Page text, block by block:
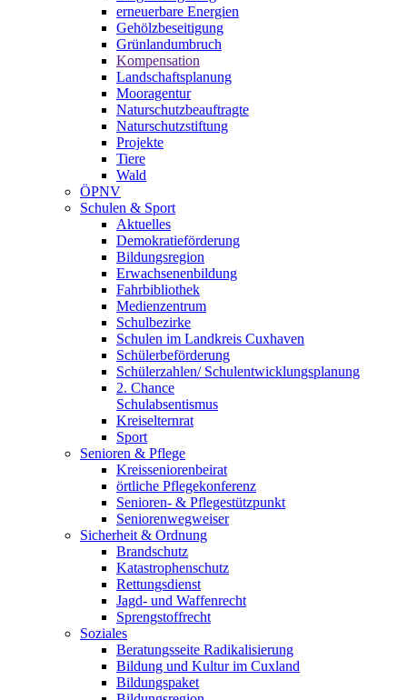
erneuerbare Energien
Gehölzbeseitigung
Grünlandumbruch
Kompensation
Landschaftsplanung
Mooragentur
Naturschutzbeauftragte
Naturschutzstiftung
Projekte
Tiere
Wald
ÖPNV
Schulen & Sport
Aktuelles
Demokratieförderung
Bildungsregion
Erwachsenenbildung
Fahrbibliothek
Medienzentrum
Schulbezirke
Schulen im Landkreis Cuxhaven
Schülerbeförderung
Schülerzahlen/ Schulentwicklungsplanung
2. Chance
Schulabsentismus
Kreiselternrat
Sport
Senioren & Pflege
Kreisseniorenbeirat
örtliche Pflegekonferenz
Senioren- & Pflegestützpunkt
Seniorenwegweiser
Sicherheit & Ordnung
Brandschutz
Katastrophenschutz
Rettungsdienst
Jagd- und Waffenrecht
Sprengstoffrecht
Soziales
Beratungsseite Radikalisierung
Bildung und Kultur im Cuxland
Bildungspaket